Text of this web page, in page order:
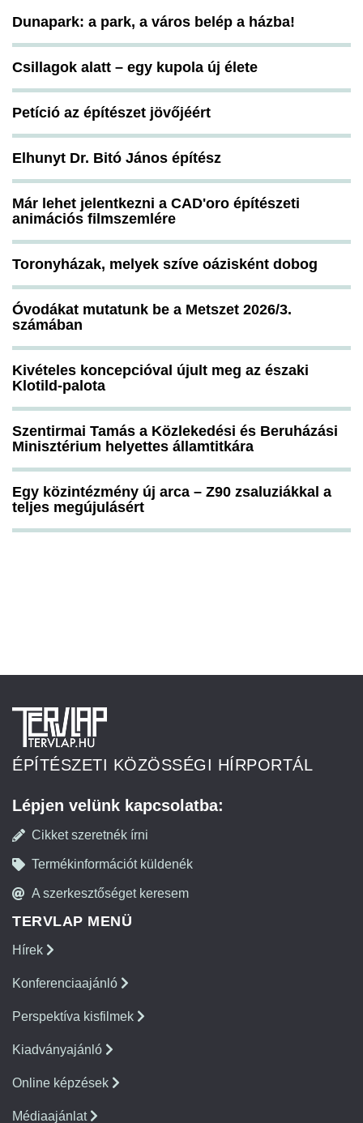
Dunapark: a park, a város belép a házba!
Csillagok alatt – egy kupola új élete
Petíció az építészet jövőjéért
Elhunyt Dr. Bitó János építész
Már lehet jelentkezni a CAD'oro építészeti
animációs filmszemlére
Toronyházak, melyek szíve oázisként dobog
Óvodákat mutatunk be a Metszet 2026/3.
számában
Kivételes koncepcióval újult meg az északi
Klotild-palota
Szentirmai Tamás a Közlekedési és Beruházási
Minisztérium helyettes államtitkára
Egy közintézmény új arca – Z90 zsaluziákkal a
teljes megújulásért
ÉPÍTÉSZETI KÖZÖSSÉGI HÍRPORTÁL
Lépjen velünk kapcsolatba:
Cikket szeretnék írni
Termékinformációt küldenék
A szerkesztőséget keresem
TERVLAP MENÜ
Hírek
Konferenciaajánló
Perspektíva kisfilmek
Kiadványajánló
Online képzések
Médiaajánlat